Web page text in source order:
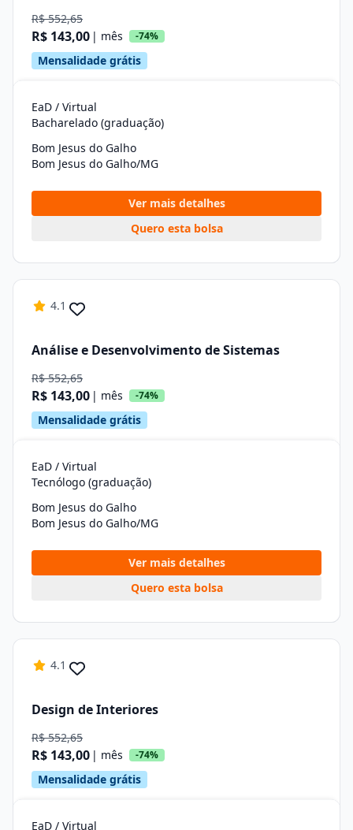
R$ 552,65
R$ 143,00 | mês -74%
Mensalidade grátis
EaD / Virtual
Bacharelado (graduação)
Bom Jesus do Galho
Bom Jesus do Galho/MG
Ver mais detalhes
Quero esta bolsa
4.1
Análise e Desenvolvimento de Sistemas
R$ 552,65
R$ 143,00 | mês -74%
Mensalidade grátis
EaD / Virtual
Tecnólogo (graduação)
Bom Jesus do Galho
Bom Jesus do Galho/MG
Ver mais detalhes
Quero esta bolsa
4.1
Design de Interiores
R$ 552,65
R$ 143,00 | mês -74%
Mensalidade grátis
EaD / Virtual